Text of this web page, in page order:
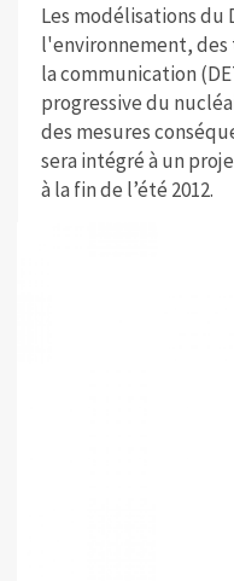
Les modélisations
l'environnement,
la communication
progressive du
des mesures
sera intégré à un
à la fin de l’été 2012.